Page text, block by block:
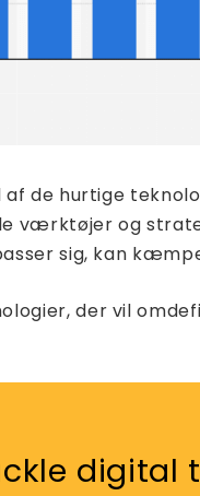
de hurtige
værktøjer og
sig, kan
der vil